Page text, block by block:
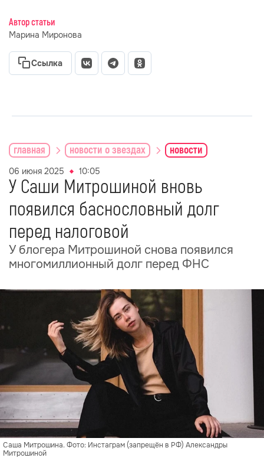
Автор статьи
Марина Миронова
Ссылка
главная новости о звездах новости
06 июня 2025 10:05
У Саши Митрошиной вновь
появился баснословный долг
перед налоговой
У блогера Митрошиной снова появился
многомиллионный долг перед ФНС
Саша Митрошина. Фото: Инстаграм (запрещён в РФ) Александры
Митрошиной